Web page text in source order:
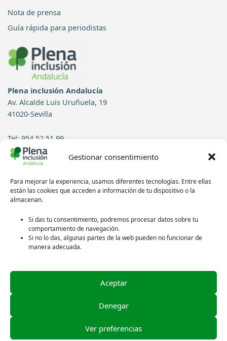
Gestionar consentimiento
Para mejorar la experiencia, usamos diferentes tecnologías. Entre ellas
están las cookies que acceden a información de tu dispositivo o la
almacenan.
Si das tu consentimiento, podremos procesar datos sobre tu
comportamiento de navegación.
Si no lo das, algunas partes de la web pueden no funcionar de
manera adecuada.
Aceptar
Denegar
Ver preferencias
Nota de prensa
Guía rápida para periodistas
Plena inclusión Andalucía
Av. Alcalde Luis Uruñuela, 19
41020-Sevilla
Tel: 954 52 51 99
Contacto
Síguenos en redes sociales:
Política de privacidad
Aviso legal
Créditos de las imágenes